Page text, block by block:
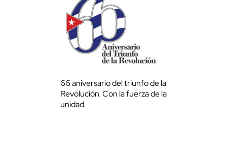
66 aniversario del triunfo de la
Revolución. Con la fuerza de la
unidad.